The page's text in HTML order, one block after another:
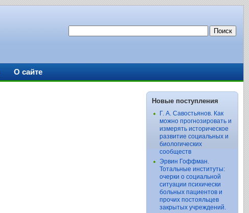
О сайте
Новые поступления
Г. А. Савостьянов. Как
можно прогнозировать и
измерять историческое
развитие социальных и
биологических
сообществ
Эрвин Гоффман.
Тотальные институты:
очерки о социальной
ситуации психически
больных пациентов и
прочих постояльцев
закрытых учреждений.